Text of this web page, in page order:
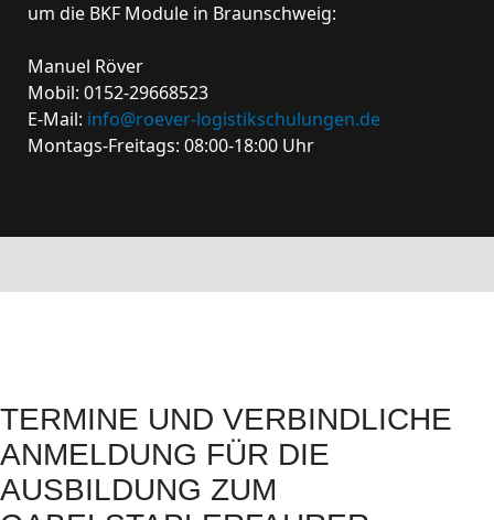
um die BKF Module in Braunschweig:
Manuel Röver
Mobil: 0152-29668523
E-Mail: info@roever-logistikschulungen.de
Montags-Freitags: 08:00-18:00 Uhr
TERMINE UND VERBINDLICHE
ANMELDUNG FÜR DIE
AUSBILDUNG ZUM